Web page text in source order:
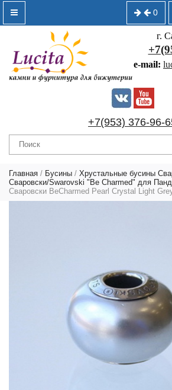
0
г.
e-mail:
+7(953) 376-96-
Главная / Бусины / Хрустальные бусины
Сваровски/Swarovski "Be Charmed" для
Сваровски BeCharmed Pearl Crystal Light